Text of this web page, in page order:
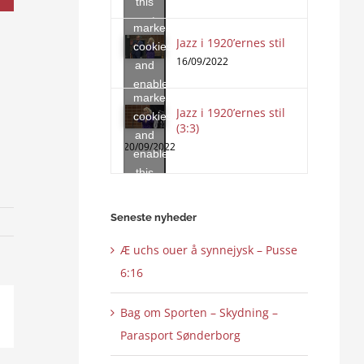
content
accept
marketing
cookies
and
enable
this
content
Jazz i 1920’ernes stil
16/09/2022
Click
to
accept
marketing
cookies
and
enable
this
Jazz i 1920’ernes stil
(3:3)
20/09/2022
Seneste nyheder
Æ uchs ouer å synnejysk – Pusse
6:16
Bag om Sporten – Skydning –
Parasport Sønderborg